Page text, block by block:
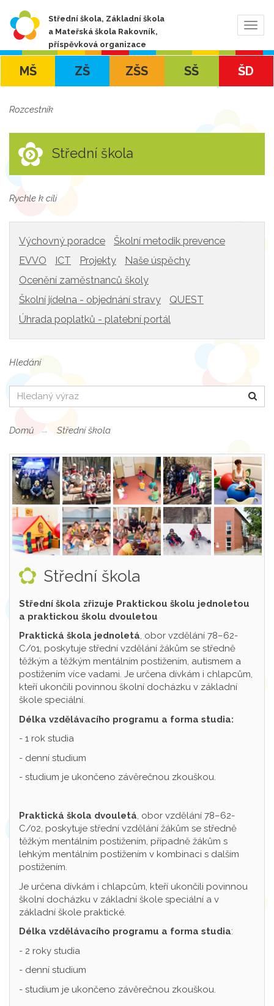
Střední škola, Základní škola
a Mateřská škola Rakovník,
příspěvková organizace
MŠ ZŠ ZŠS SŠ ŠD
Rozcestník
Střední škola
Rychle k cíli
Výchovný poradce
Školní metodik prevence
EVVO
ICT Projekty
Naše úspěchy
Ocenění zaměstnanců školy
Školní jídelna - objednání stravy
QUEST
Úhrada poplatků - platební portál
Hledání
Hledat
Domů Střední škola
Střední škola
Střední škola zřizuje Praktickou školu jednoletou
a praktickou školu dvouletou
Praktická škola jednoletá, obor vzdělání 78–62-
C/01, poskytuje střední vzdělání žákům se středně
těžkým a těžkým mentálním postižením, autismem a
postižením více vadami. Je určena dívkám i chlapcům,
kteří ukončili povinnou školní docházku v základní
škole speciální.
Délka vzdělávacího programu a forma studia:
- 1 rok studia
- denní studium
- studium je ukončeno závěrečnou zkouškou.
Praktická škola dvouletá, obor vzdělání 78–62-
C/02, poskytuje střední vzdělání žákům se středně
těžkým mentálním postižením, případně žákům s
lehkým mentálním postižením v kombinaci s dalším
postižením.
Je určena dívkám i chlapcům, kteří ukončili povinnou
školní docházku v základní škole speciální a v
základní škole praktické.
Délka vzdělávacího programu a forma studia:
- 2 roky studia
- denní studium
- studium je ukončeno závěrečnou zkouškou.